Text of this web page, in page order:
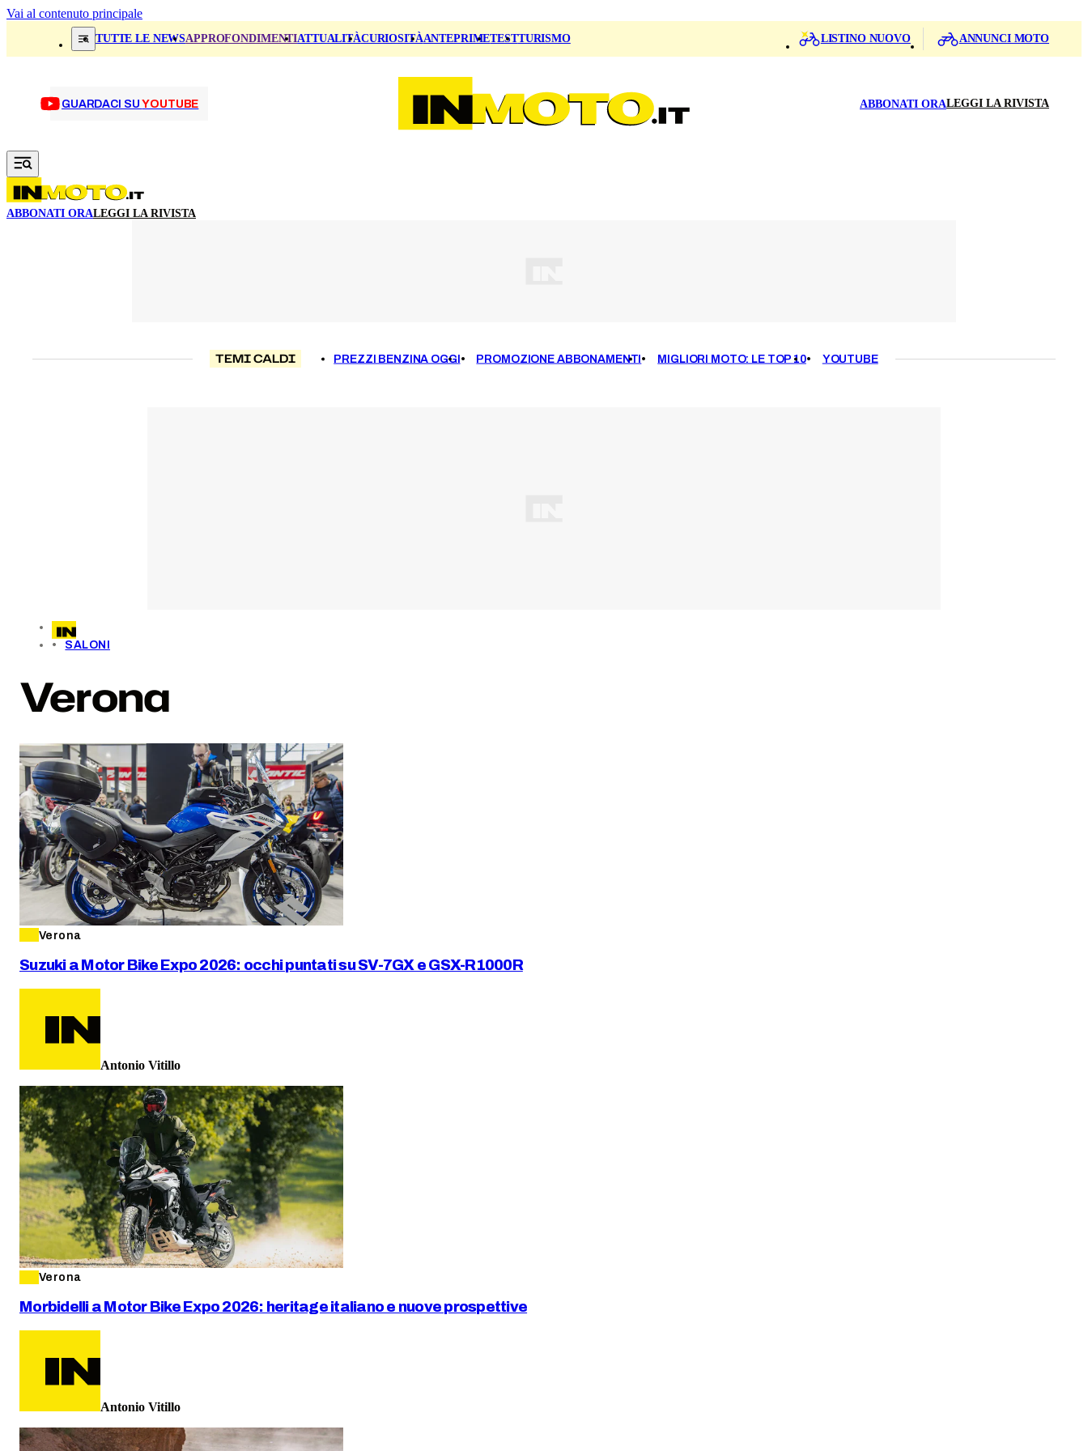
Vai al contenuto principale
TUTTE LE NEWSAPPROFONDIMENTIATTUALITÀCURIOSITÀANTEPRIMETESTTURISMO LISTINO NUOVO ANNUNCI MOTO
GUARDACI SUYOUTUBE ABBONATI ORALEGGI LA RIVISTA
ABBONATI ORALEGGI LA RIVISTA
TEMI CALDI PREZZI BENZINA OGGI PROMOZIONE ABBONAMENTI MIGLIORI MOTO: LE TOP 10 YOUTUBE
SALONI
Verona
Verona
Suzuki a Motor Bike Expo 2026: occhi puntati su SV-7GX e GSX-R1000R
Antonio Vitillo
Verona
Morbidelli a Motor Bike Expo 2026: heritage italiano e nuove prospettive
Antonio Vitillo